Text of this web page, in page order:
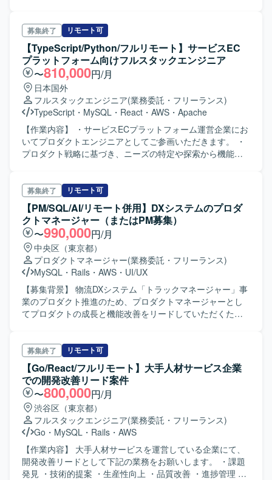
ロダクト視点と技術的視点の両面でスキルアップが可能で
す。若手メンバーの育成やマネジメントにも関わること
で、リードエンジニアとしての経験を積んでいただけま
す。 【開発環境】 TypeScript・JavaScript・Ruby、フロン
トエンドはReact、バックエンドはRuby on Rails、インフ
ラはAWS(ECS, RDS)およびDockerを利用しております。管
理ツールとしてGitHub・JIRA、コミュニケーションツール
としてSlack・Google Chatを使用しております。
きます。 要件定義から技術設計、バックエンド開発、DB設
計、SQL実装、パフォーマンスチューニング、プロダクト
リリース対応など一連の業務を担当していただきます。
【求める人物像】 自社サービス志向でプロダクト志向を持
ち、ユーザー体験を意識して設計や開発を進めていただけ
る方を求めています。 関係者と円滑にコミュニケーション
を取りながら、主体的に課題発見と改善提案を行っていた
だける方が望ましいです。 【ポジションの魅力】 大規模ト
ラフィックが想定される交通系ToCサービスの開発に携わる
ことで、スケーラブルなバックエンド設計やDBパフォーマ
ンスチューニングのスキルを高めていただけます。 要件定
【開発環境】 言語はPython、TypeScript、Javaを採用して
おり、DBはPostgreSQL、Oracle、SQL Server、BigQuery
を利用しています。 クラウドはAWS、GCP、Azureを利用
し、TerraformによるIaCを取り入れています。 コミュニケ
ーションにはSlackやDiscordを用い、NotionやGitHub
Copilotなどのツールも活用しています。
募集終了 リモート可
【TypeScript/Python/フルリモート】サービスEC
プラットフォーム向けフルスタックエンジニア
〜810,000円/月
日本国外
フルスタックエンジニア(業務委託・フリーランス)
TypeScript ・ MySQL ・ React ・ AWS ・ Apache
【作業内容】 ・サービスECプラットフォーム運営企業にお
いてプロダクトエンジニアとしてご参画いただきます。 ・
プロダクト戦略に基づき、ニーズの特定や探索から機能の
適化を行っていただきます。 ・実装・自動テストの作成・
レビュー・検証・リリースなどプロダクト開発を行ってい
ただきます。 ・チームに紐付いている機能群の改善や負債
解消等のメンテナンスを行っていただきます。 ・仕様確
認、不具合調査などの問い合わせ対応やシステムアラート
の対応を行っていただきます。 ・チームの仮説検証サイク
ルの最速化に向けての改善を行っていただきます。 【開発
環境】 ・言語：TypeScript, Python ・フレームワーク：
Laravel, Gin, React, Flutter ・インフラ：AWS ・ミドルウ
ェア：MySQL, Apache, Nginx, Redis ・その他：Terraform,
Cloudflare, Figma, GitLab, GitLab CI, Test Cafe,
募集終了 リモート可
【PM/SQL/AI/リモート併用】DXシステムのプロダ
クトマネージャー（またはPM募集）
〜990,000円/月
中央区（東京都）
プロダクトマネージャー(業務委託・フリーランス)
MySQL ・ Rails ・ AWS ・ UI/UX
【募集背景】 物流DXシステム「トラックマネージャー」事
業のプロダクト推進のため、プロダクトマネージャーとし
てプロダクトの成長と機能改善をリードしていただくため
ンバー（パートナー含む）の開発マネジメントや進捗管理
を行います。開発要件の整理を行います。SQLを利用して
データ抽出やダッシュボード作成を行います。AIを用いた
プロトタイピングを行います。開発の動作検証を行いま
す。なお、上記以外でもご経験をもとにおまかせする業務
範囲はご相談させていただきます。 【求める人物像】 自社
サービスの成長に主体的に関わりながら、開発プロジェク
トをリードしていける方を求めています。ステークホルダ
ーと円滑にコミュニケーションを取りながら、ビジネスと
開発の両面を意識してプロダクトを推進していただける方
が望ましいです。 【ポジションの魅力】 物流DXという社会
募集終了 リモート可
【Go/React/フルリモート】大手人材サービス企業
での開発改善リード案件
〜800,000円/月
渋谷区（東京都）
フルスタックエンジニア(業務委託・フリーランス)
Go ・ MySQL ・ Rails ・ AWS
【作業内容】 大手人材サービスを運営している企業にて、
開発改善リードとして下記の業務をお願いします。 ・課題
発見 ・技術的提案 ・生産性向上 ・品質改善 ・進捗管理 ・